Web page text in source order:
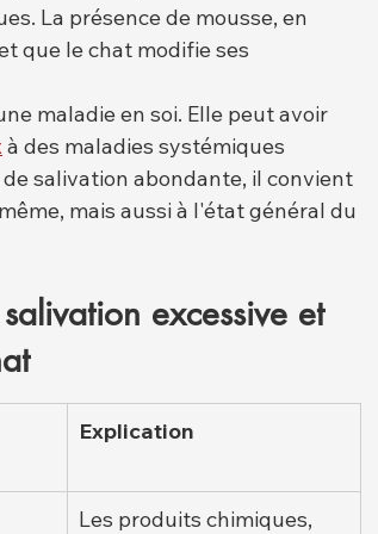
La présence de mousse, en
que le chat modifie ses
maladie en soi. Elle peut avoir
à des maladies systémiques
salivation abondante, il convient
mais aussi à l'état général du
excessive et
Explication
Les produits chimiques,